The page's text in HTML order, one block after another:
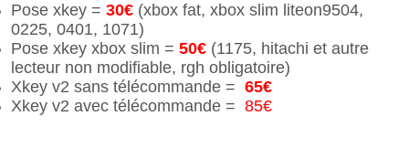
Pose xkey = 30€ (xbox fat, xbox slim liteon9504,
0225, 0401, 1071)
Pose xkey xbox slim = 50€ (1175, hitachi et autre
lecteur non modifiable, rgh obligatoire)
Xkey v2 sans télécommande = 65€
Xkey v2 avec télécommande = 85€